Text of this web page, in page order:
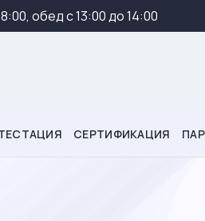
обед с 13:00 до 14:00
СЕРТИФИКАЦИЯ